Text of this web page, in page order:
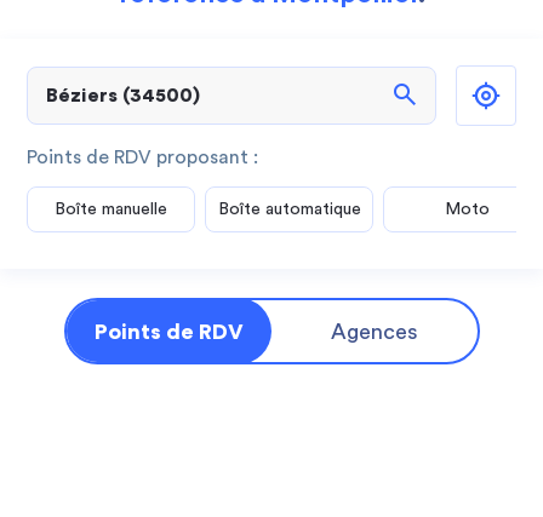
search
Points de RDV proposant :
Boîte manuelle Boîte automatique Moto
Points de RDV Agences